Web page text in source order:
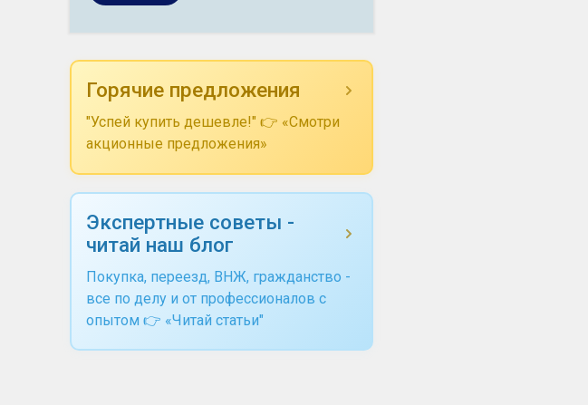
Горячие предложения
"Успей купить дешевле!" 👉 «Смотри
акционные предложения»
Экспертные советы -
читай наш блог
Покупка, переезд, ВНЖ, гражданство -
все по делу и от профессионалов с
опытом 👉 «Читай статьи"